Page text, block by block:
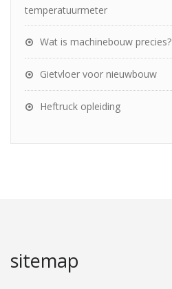
temperatuurmeter
Wat is machinebouw precies?
Gietvloer voor nieuwbouw
Heftruck opleiding
sitemap